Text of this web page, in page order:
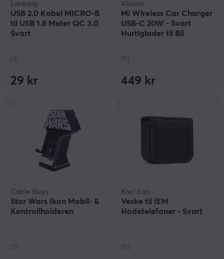
Lanberg
USB 2.0 Kabel MICRO-B
til USB 1.8 Meter QC 3.0
Svart
(4)
29 kr
Xiaomi
Mi Wireless Car Charger
USB-C 20W - Svart
Hurtiglader til Bil
(0)
449 kr
Cable Guys
Star Wars Ikon Mobil- &
Kontrollholderen
(1)
Kiwi Ears
Veske til IEM
Hodetelefoner - Svart
(0)